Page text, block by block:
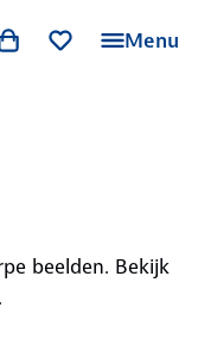
Menu
beelden. Bekijk